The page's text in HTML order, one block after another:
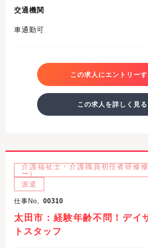
交通機関
車通勤可
この求人にエントリーす
この求人を詳しく見る
介護福祉士・介護職員初任者研修
ー）
派遣
仕事No, 00310
太田市：経験年齢不問！デイ
トスタッフ